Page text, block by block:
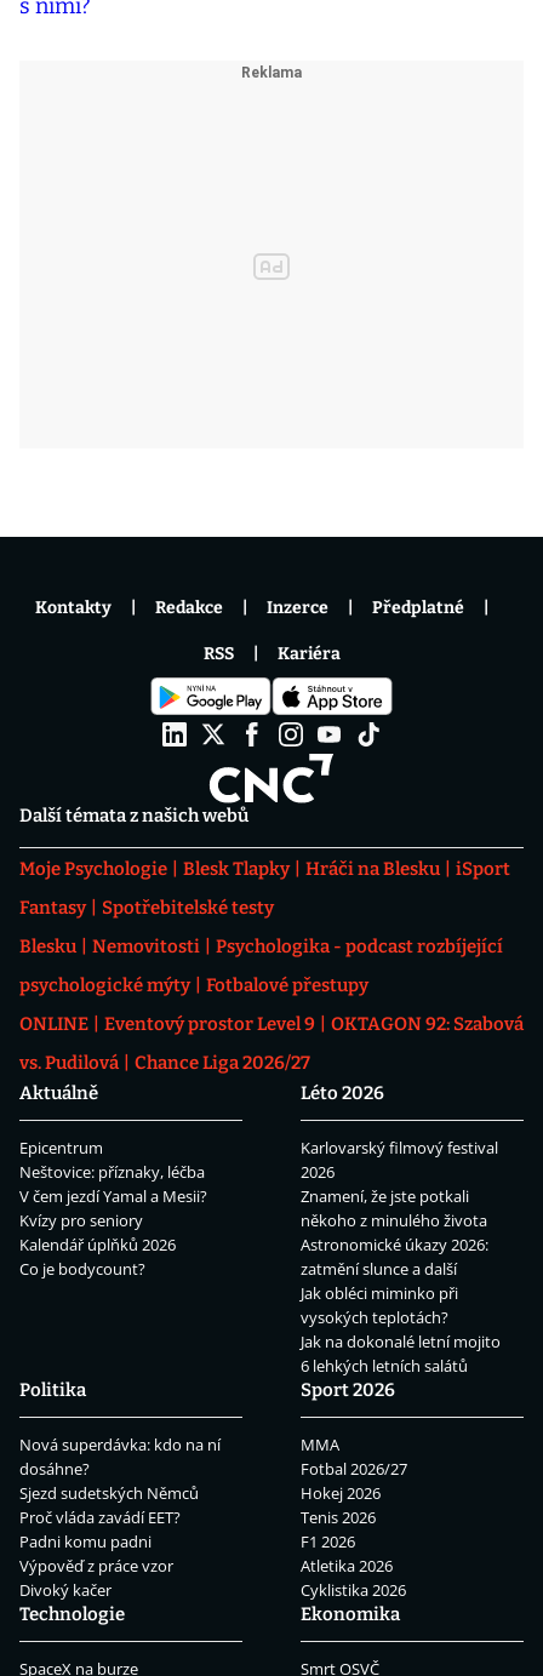
Další témata z našich webů
Moje Psychologie Blesk Tlapky Hráči na Blesku
iSport
Fantasy
Spotřebitelské testy
Blesku
Nemovitosti
Psychologika - podcast rozbíjející
psychologické mýty
Fotbalové přestupy
ONLINE
Eventový prostor Level 9
OKTAGON 92: Szabová
vs. Pudilová
Chance Liga 2026/27
Aktuálně
Epicentrum
Neštovice: příznaky, léčba
V čem jezdí Yamal a Mesii?
Kvízy pro seniory
Kalendář úplňků 2026
Co je bodycount?
Léto 2026
Karlovarský filmový festival
2026
Znamení, že jste potkali
někoho z minulého života
Astronomické úkazy 2026:
zatmění slunce a další
Jak obléci miminko při
vysokých teplotách?
Jak na dokonalé letní mojito
6 lehkých letních salátů
Politika
Nová superdávka: kdo na ní
dosáhne?
Sjezd sudetských Němců
Proč vláda zavádí EET?
Padni komu padni
Výpověď z práce vzor
Divoký kačer
Sport 2026
MMA
Fotbal 2026/27
Hokej 2026
Tenis 2026
F1 2026
Atletika 2026
Cyklistika 2026
Technologie
SpaceX na burze
Ekonomika
Smrt OSVČ
Kontakty Redakce Inzerce Předplatné
RSS Kariéra